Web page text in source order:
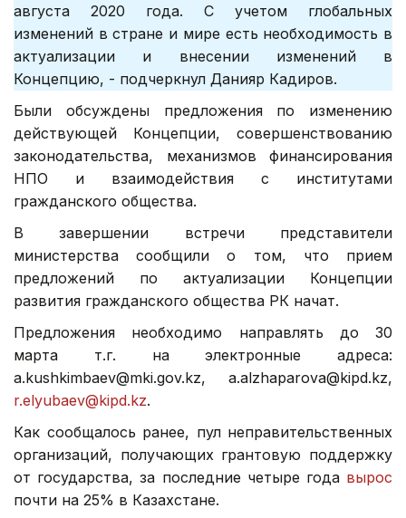
августа 2020 года. С учетом глобальных
изменений в стране и мире есть необходимость в
актуализации и внесении изменений в
Концепцию, - подчеркнул Данияр Кадиров.
Были обсуждены предложения по изменению
действующей Концепции, совершенствованию
законодательства, механизмов финансирования
НПО и взаимодействия с институтами
гражданского общества.
В завершении встречи представители
министерства сообщили о том, что прием
предложений по актуализации Концепции
развития гражданского общества РК начат.
Предложения необходимо направлять до 30
марта т.г. на электронные адреса:
a.kushkimbaev@mki.gov.kz, a.alzhaparova@kipd.kz,
r.elyubaev@kipd.kz.
Как сообщалось ранее, пул неправительственных
организаций, получающих грантовую поддержку
от государства, за последние четыре года вырос
почти на 25% в Казахстане.